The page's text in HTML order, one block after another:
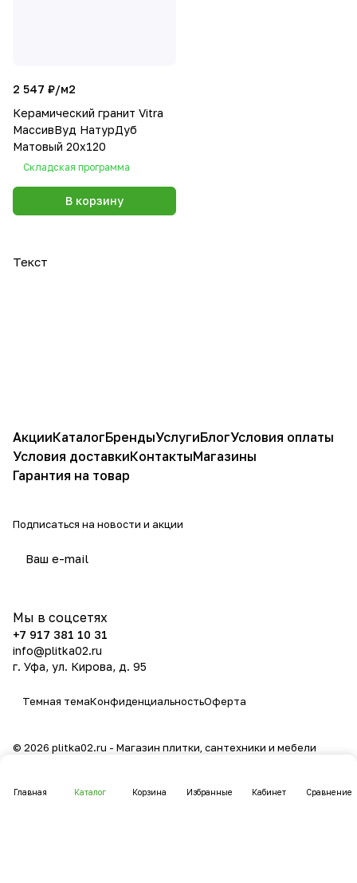
2 547 ₽/м2
Керамический гранит Vitra
МассивВуд НатурДуб
Матовый 20х120
Складская программа
В корзину
Текст
Главная Каталог Корзина Избранные Кабинет Сравнение
АкцииКаталогБрендыУслугиБлогУсловия оплаты
Условия доставкиКонтактыМагазины
Гарантия на товар
Подписаться на новости и акции
Мы в соцсетях
+7 917 381 10 31
info@plitka02.ru
г. Уфа, ул. Кирова, д. 95
Темная темаКонфиденциальностьОферта
© 2026 plitka02.ru - Магазин плитки, сантехники и мебели